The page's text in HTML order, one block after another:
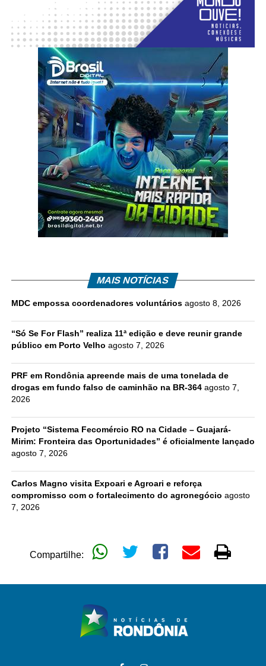
MAIS NOTÍCIAS
MDC empossa coordenadores voluntários agosto 8, 2026
“Só Se For Flash” realiza 11ª edição e deve reunir grande
público em Porto Velho agosto 7, 2026
PRF em Rondônia apreende mais de uma tonelada de
drogas em fundo falso de caminhão na BR-364 agosto 7,
2026
Projeto “Sistema Fecomércio RO na Cidade – Guajará-
Mirim: Fronteira das Oportunidades” é oficialmente lançado
agosto 7, 2026
Carlos Magno visita Expoari e Agroari e reforça
compromisso com o fortalecimento do agronegócio agosto
7, 2026
Compartilhe: